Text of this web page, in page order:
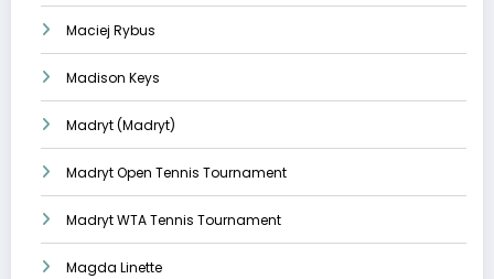
Maciej Rybus
Madison Keys
Madryt (Madryt)
Madryt Open Tennis Tournament
Madryt WTA Tennis Tournament
Magda Linette